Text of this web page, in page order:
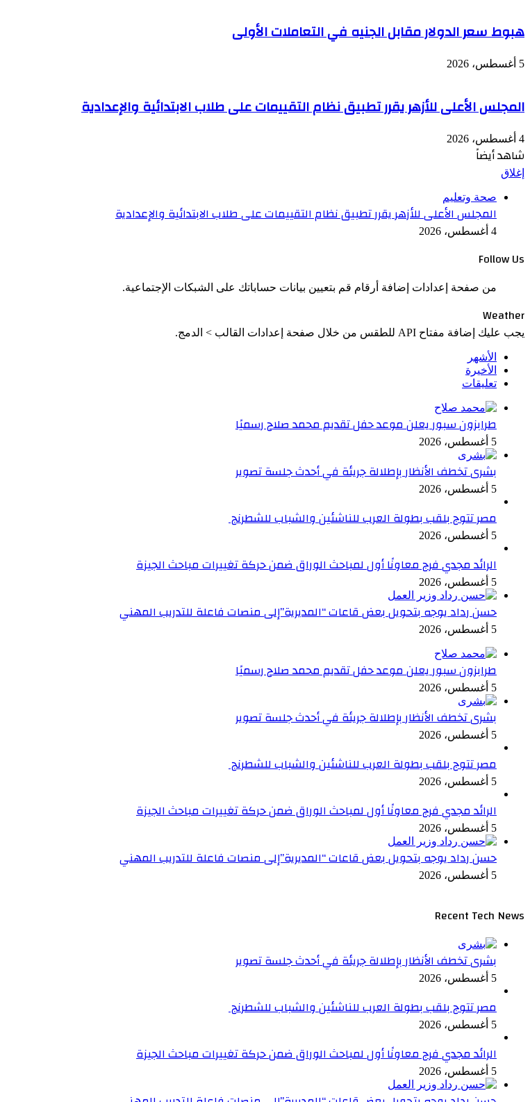
هبوط سعر الدولار مقابل الجنيه في التعاملات الأولى
5 أغسطس، 2026
المجلس الأعلى للأزهر يقرر تطبيق نظام التقييمات على طلاب الابتدائية والإعدادية
4 أغسطس، 2026
شاهد أيضاً
إغلاق
صحة وتعليم
المجلس الأعلى للأزهر يقرر تطبيق نظام التقييمات على طلاب الابتدائية والإعدادية
4 أغسطس، 2026
Follow Us
من صفحة إعدادات إضافة أرقام قم بتعيين بيانات حساباتك على الشبكات الإجتماعية.
Weather
يجب عليك إضافة مفتاح API للطقس من خلال صفحة إعدادات القالب > الدمج.
الأشهر
الأخيرة
تعليقات
طرابزون سبور يعلن موعد حفل تقديم محمد صلاح رسميًا
5 أغسطس، 2026
بشرى تخطف الأنظار بإطلالة جريئة في أحدث جلسة تصوير
5 أغسطس، 2026
مصر تتوج بلقب بطولة العرب للناشئين والشباب للشطرنج
5 أغسطس، 2026
الرائد مجدي فرج معاونًا أول لمباحث الوراق ضمن حركة تغييرات مباحث الجيزة
5 أغسطس، 2026
حسن رداد يوجه بتحويل بعض قاعات “المديرية”إلى منصات فاعلة للتدريب المهني
5 أغسطس، 2026
طرابزون سبور يعلن موعد حفل تقديم محمد صلاح رسميًا
5 أغسطس، 2026
بشرى تخطف الأنظار بإطلالة جريئة في أحدث جلسة تصوير
5 أغسطس، 2026
مصر تتوج بلقب بطولة العرب للناشئين والشباب للشطرنج
5 أغسطس، 2026
الرائد مجدي فرج معاونًا أول لمباحث الوراق ضمن حركة تغييرات مباحث الجيزة
5 أغسطس، 2026
حسن رداد يوجه بتحويل بعض قاعات “المديرية”إلى منصات فاعلة للتدريب المهني
5 أغسطس، 2026
Recent Tech News
بشرى تخطف الأنظار بإطلالة جريئة في أحدث جلسة تصوير
5 أغسطس، 2026
مصر تتوج بلقب بطولة العرب للناشئين والشباب للشطرنج
5 أغسطس، 2026
الرائد مجدي فرج معاونًا أول لمباحث الوراق ضمن حركة تغييرات مباحث الجيزة
5 أغسطس، 2026